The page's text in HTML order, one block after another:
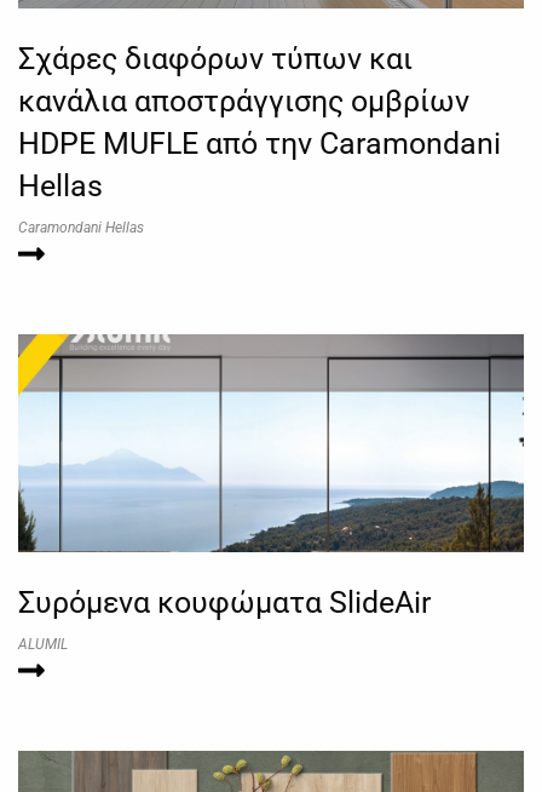
Σχάρες διαφόρων τύπων και
κανάλια αποστράγγισης ομβρίων
HDPE MUFLE από την Caramondani
Hellas
Caramondani Hellas
Συρόμενα κουφώματα SlideAir
ALUMIL